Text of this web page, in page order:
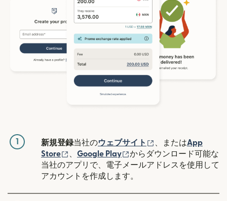
1 新規登録当社のウェブサイト （別ウィンドウで
、またはApp
Store
（別ウィンドウで開きます）
Google Play （別ウィンドウで開きま
からダウンロード可能な
当社のアプリで、電子メールアドレスを使用して
アカウントを作成します。